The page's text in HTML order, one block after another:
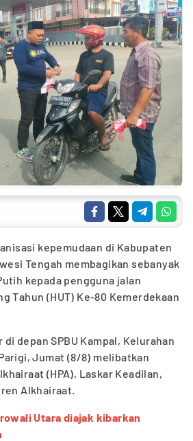
kepemudaan di Kabupaten
Tengah membagikan sebanyak
kepada pengguna jalan
Tahun (HUT) Ke-80 Kemerdekaan
depan SPBU Kampal, Kelurahan
Jumat (8/8) melibatkan
(HPA), Laskar Keadilan,
Alkhairaat.
Utara diajak kibarkan